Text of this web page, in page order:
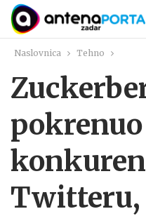
Naslovnica Tehno
pokrenuo
Twitteru,